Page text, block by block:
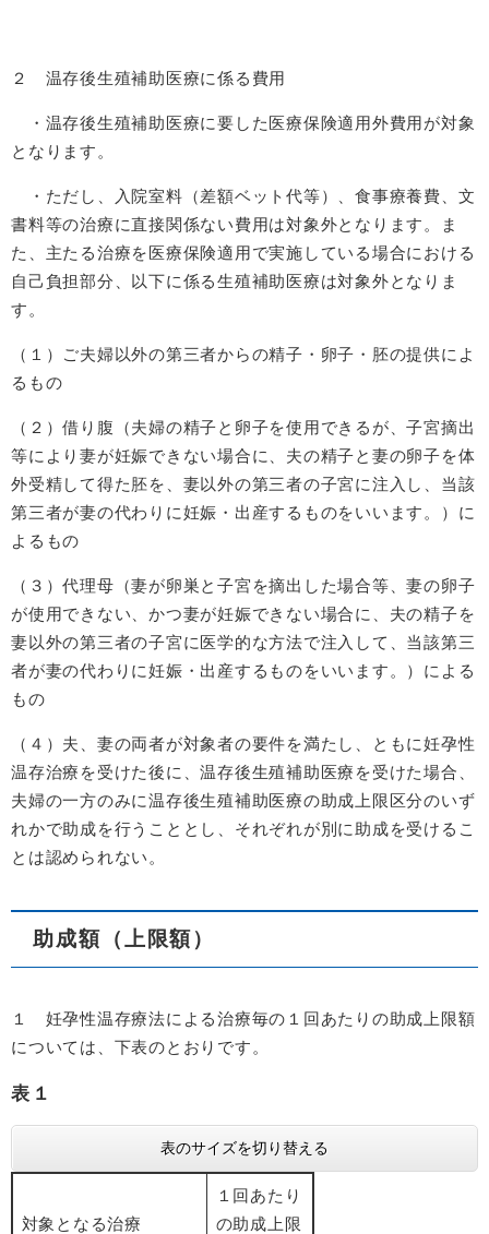
２ 温存後生殖補助医療に係る費用
・温存後生殖補助医療に要した医療保険適用外費用が対象
となります。
・ただし、入院室料（差額ベット代等）、食事療養費、文
書料等の治療に直接関係ない費用は対象外となります。ま
た、主たる治療を医療保険適用で実施している場合における
自己負担部分、以下に係る生殖補助医療は対象外となりま
す。
（１）ご夫婦以外の第三者からの精子・卵子・胚の提供によ
るもの
（２）借り腹（夫婦の精子と卵子を使用できるが、子宮摘出
等により妻が妊娠できない場合に、夫の精子と妻の卵子を体
外受精して得た胚を、妻以外の第三者の子宮に注入し、当該
第三者が妻の代わりに妊娠・出産するものをいいます。）に
よるもの
（３）代理母（妻が卵巣と子宮を摘出した場合等、妻の卵子
が使用できない、かつ妻が妊娠できない場合に、夫の精子を
妻以外の第三者の子宮に医学的な方法で注入して、当該第三
者が妻の代わりに妊娠・出産するものをいいます。）による
もの
（４）夫、妻の両者が対象者の要件を満たし、ともに妊孕性
温存治療を受けた後に、温存後生殖補助医療を受けた場合、
夫婦の一方のみに温存後生殖補助医療の助成上限区分のいず
れかで助成を行うこととし、それぞれが別に助成を受けるこ
とは認められない。
助成額（上限額）
１ 妊孕性温存療法による治療毎の１回あたりの助成上限額
については、下表のとおりです。
表１
表のサイズを切り替える
対象となる治療
１回あたり
の助成上限